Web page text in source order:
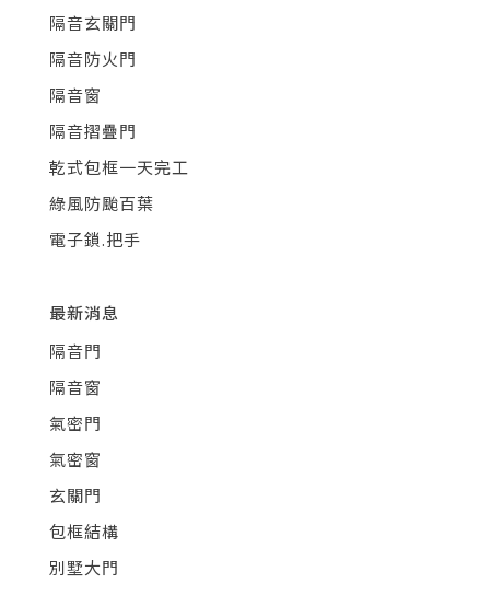
隔音玄關門
隔音防火門
隔音窗
隔音摺疊門
乾式包框一天完工
綠風防颱百葉
電子鎖.把手
最新消息
隔音門
隔音窗
氣密門
氣密窗
玄關門
包框結構
別墅大門